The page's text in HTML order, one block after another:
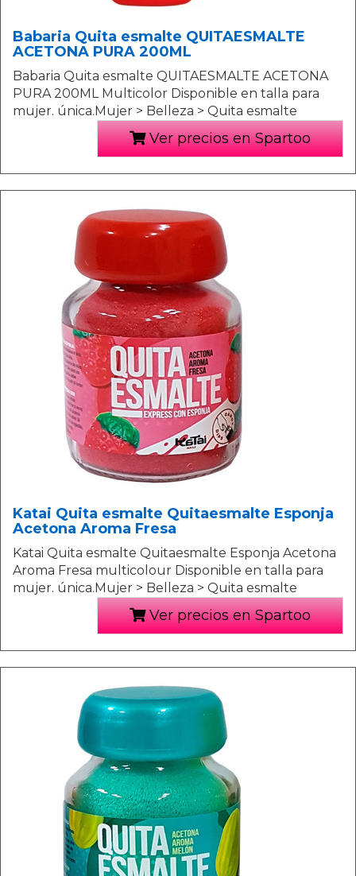
Babaria Quita esmalte QUITAESMALTE
ACETONA PURA 200ML
Babaria Quita esmalte QUITAESMALTE ACETONA
PURA 200ML Multicolor Disponible en talla para
mujer. única.Mujer > Belleza > Quita esmalte
Ver precios en Spartoo
Katai Quita esmalte Quitaesmalte Esponja
Acetona Aroma Fresa
Katai Quita esmalte Quitaesmalte Esponja Acetona
Aroma Fresa multicolour Disponible en talla para
mujer. única.Mujer > Belleza > Quita esmalte
Ver precios en Spartoo